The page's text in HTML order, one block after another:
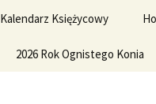
Kalendarz Księżycowy
2026 Rok Ognistego Konia